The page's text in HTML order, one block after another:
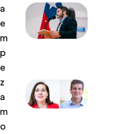
a
e
m
p
e
z
a
m
o